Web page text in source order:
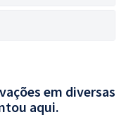
em diversas
aqui.